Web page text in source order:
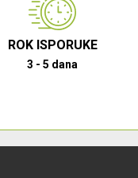
ROK ISPORUKE
3 - 5 dana